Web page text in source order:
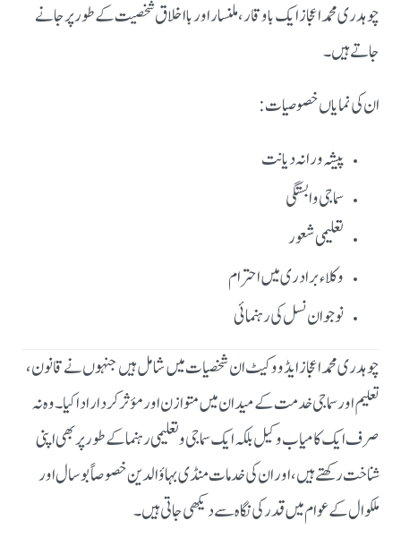
چوہدری محمد اعجاز ایک باوقار، ملنسار اور بااخلاق شخصیت کے طور پر جانے
جاتے ہیں۔
ان کی نمایاں خصوصیات:
پیشہ ورانہ دیانت
سماجی وابستگی
تعلیمی شعور
وکلاء برادری میں احترام
نوجوان نسل کی رہنمائی
چوہدری محمد اعجاز ایڈووکیٹ ان شخصیات میں شامل ہیں جنہوں نے قانون،
تعلیم اور سماجی خدمت کے میدان میں متوازن اور مؤثر کردار ادا کیا۔وہ نہ
صرف ایک کامیاب وکیل بلکہ ایک سماجی و تعلیمی رہنما کے طور پر بھی اپنی
شناخت رکھتے ہیں، اور ان کی خدمات منڈی بہاؤالدین خصوصاً بوسال اور
ملکوال کے عوام میں قدر کی نگاہ سے دیکھی جاتی ہیں۔